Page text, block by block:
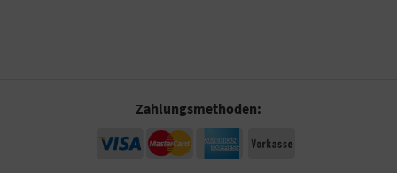
Zahlungsmethoden: